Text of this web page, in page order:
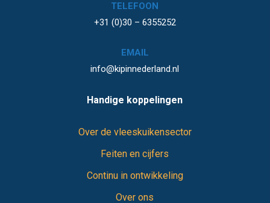
TELEFOON
+31 (0)30 – 6355252
EMAIL
info@kipinnederland.nl
Handige koppelingen
Over de vleeskuikensector
Feiten en cijfers
Continu in ontwikkeling
Over ons